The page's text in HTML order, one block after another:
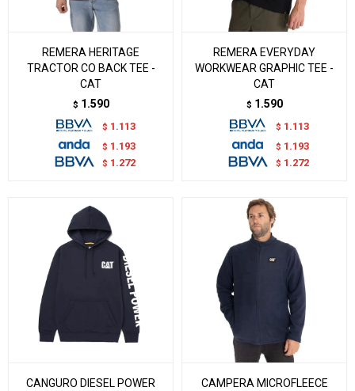
REMERA HERITAGE
TRACTOR CO BACK TEE -
CAT
$ 1.590
$ 1.113
$ 1.193
$ 1.272
REMERA EVERYDAY
WORKWEAR GRAPHIC TEE -
CAT
$ 1.590
$ 1.113
$ 1.193
$ 1.272
CANGURO DIESEL POWER
CAMPERA MICROFLEECE